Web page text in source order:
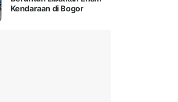
Kendaraan di Bogor